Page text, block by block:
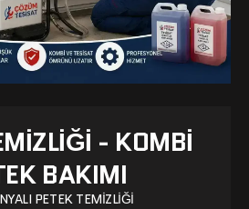
- KOMBI
BAKIMI
PETEK TEMIZLIĞI